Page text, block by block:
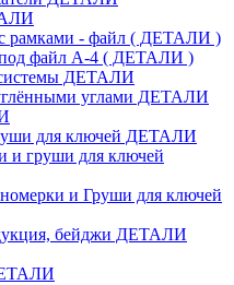
с рамками - файл ( ДЕТАЛИ )
под файл А-4 ( ДЕТАЛИ )
системы ДЕТАЛИ
углами ДЕТАЛИ
для ключей ДЕТАЛИ
и груши для ключей
и Груши для ключей
бейджи ДЕТАЛИ